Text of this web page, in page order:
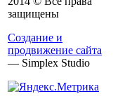
защищены
Создание и
продвижение сайта
— Simplex Studio